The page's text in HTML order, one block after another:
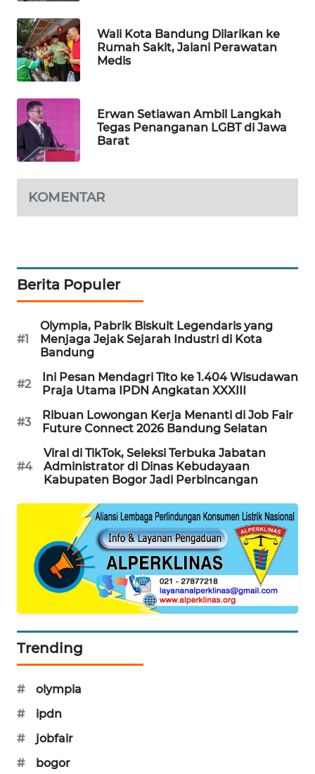
Wali Kota Bandung Dilarikan ke
Rumah Sakit, Jalani Perawatan
Medis
Erwan Setiawan Ambil Langkah
Tegas Penanganan LGBT di Jawa
Barat
KOMENTAR
Berita Populer
#1
Olympia, Pabrik Biskuit Legendaris yang
Menjaga Jejak Sejarah Industri di Kota
Bandung
#2
Ini Pesan Mendagri Tito ke 1.404 Wisudawan
Praja Utama IPDN Angkatan XXXIII
#3
Ribuan Lowongan Kerja Menanti di Job Fair
Future Connect 2026 Bandung Selatan
#4
Viral di TikTok, Seleksi Terbuka Jabatan
Administrator di Dinas Kebudayaan
Kabupaten Bogor Jadi Perbincangan
Trending
#
olympia
#
ipdn
#
jobfair
#
bogor
FORWAMKI
ALPERKLINAS
FORJASIDA
TAMBANG
NEWS
NEWS
SIANTAR
NEWS
METRO
MEDAN
NEWS
KRT
NEWS
KARING
NEWS
JURNAL
MARITIM
HUMBANG
NEWS